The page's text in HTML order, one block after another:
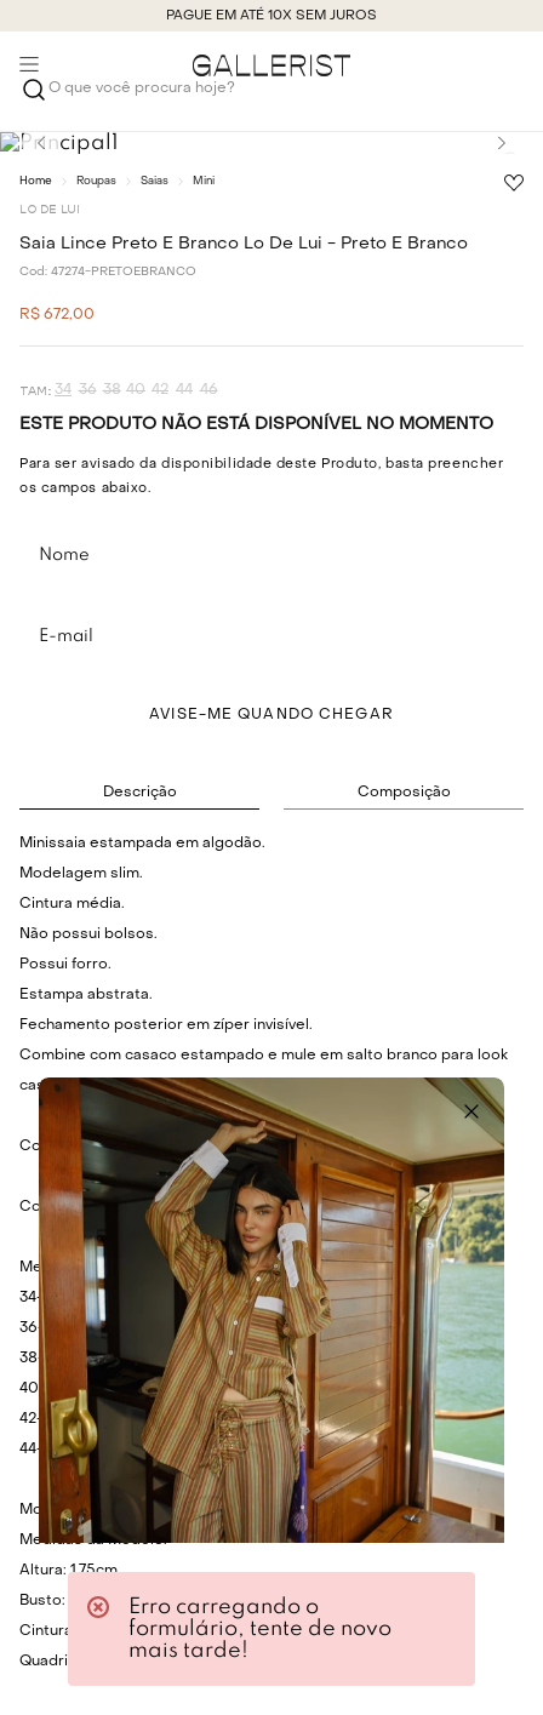
PAGUE EM ATÉ 10X SEM JUROS
O que você procura hoje?
Roupas Saias Mini
LO DE LUI
Saia Lince Preto E Branco Lo De Lui - Preto E Branco
Cod: 47274-PRETOEBRANCO
R$ 672,00
34 36 38 40 42 44 46
ESTE PRODUTO NÃO ESTÁ DISPONÍVEL NO MOMENTO
Para ser avisado da disponibilidade deste Produto, basta preencher
os campos abaixo.
AVISE-ME QUANDO CHEGAR
Descrição Composição
Minissaia estampada em algodão.
Modelagem slim.
Cintura média.
Não possui bolsos.
Possui forro.
Estampa abstrata.
Fechamento posterior em zíper invisível.
Combine com casaco estampado e mule em salto branco para look
casual chique.
Cor: Preto, branco e amarelo.
Composição: 100% Algodão.
Medidas:
34- Cintura: 62cm - Quadril: 90cm - Comprimento: 37cm.
36- Cintura: 66cm - Quadril: 94cm - Comprimento: 39cm.
38- Cintura: 70cm - Quadril: 98cm - Comprimento: 41cm.
40- Cintura: 74cm - Quadril: 102cm - Comprimento: 43cm.
42- Cintura: 78cm - Quadril: 106cm - Comprimento: 45cm.
44- Cintura: 82cm - Quadril: 110cm - Comprimento: 47cm.
Modelo veste 36.
Medidas da Modelo:
Altura: 1.75cm
Busto: 80cm
Cintura: 60cm
Quadril: 86cm
Erro carregando o
formulário, tente de novo
mais tarde!